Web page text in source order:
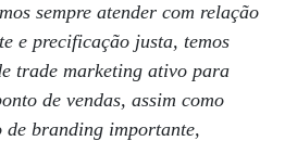
sempre atender com relação
e precificação justa, temos
trade marketing ativo para
de vendas, assim como
de branding importante,